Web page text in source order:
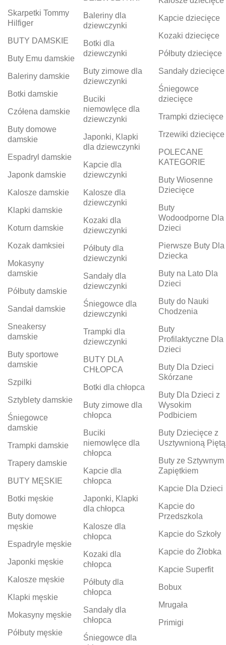
Skarpetki Tommy
Hilfiger
BUTY DAMSKIE
Buty Emu damskie
Baleriny damskie
Botki damskie
Czółena damskie
Buty domowe
damskie
Espadryl damskie
Japonk damskie
Kalosze damskie
Klapki damskie
Koturn damskie
Kozak damksiei
Mokasyny
damskie
Półbuty damskie
Sandał damskie
Sneakersy
damskie
Buty sportowe
damskie
Szpilki
Sztyblety damskie
Śniegowce
damskie
Trampki damskie
Trapery damskie
BUTY MĘSKIE
Botki męskie
Buty domowe
męskie
Espadryle męskie
Japonki męskie
Kalosze męskie
Klapki męskie
Mokasyny męskie
Półbuty męskie
Baleriny dla
dziewczynki
Botki dla
dziewczynki
Buty zimowe dla
dziewczynki
Buciki
niemowlęce dla
dziewczynki
Japonki, Klapki
dla dziewczynki
Kapcie dla
dziewczynki
Kalosze dla
dziewczynki
Kozaki dla
dziewczynki
Półbuty dla
dziewczynki
Sandały dla
dziewczynki
Śniegowce dla
dziewczynki
Trampki dla
dziewczynki
BUTY DLA
CHŁOPCA
Botki dla chłopca
Buty zimowe dla
chłopca
Buciki
niemowlęce dla
chłopca
Kapcie dla
chłopca
Japonki, Klapki
dla chłopca
Kalosze dla
chłopca
Kozaki dla
chłopca
Półbuty dla
chłopca
Sandały dla
chłopca
Śniegowce dla
Kapcie dziecięce
Kozaki dziecięce
Półbuty dziecięce
Sandały dziecięce
Śniegowce
dziecięce
Trampki dziecięce
Trzewiki dziecięce
POLECANE
KATEGORIE
Buty Wiosenne
Dziecięce
Buty
Wodoodporne Dla
Dzieci
Pierwsze Buty Dla
Dziecka
Buty na Lato Dla
Dzieci
Buty do Nauki
Chodzenia
Buty
Profilaktyczne Dla
Dzieci
Buty Dla Dzieci
Skórzane
Buty Dla Dzieci z
Wysokim
Podbiciem
Buty Dziecięce z
Usztywnioną Piętą
Buty ze Sztywnym
Zapiętkiem
Kapcie Dla Dzieci
Kapcie do
Przedszkola
Kapcie do Szkoły
Kapcie do Żłobka
Kapcie Superfit
Bobux
Mrugała
Primigi